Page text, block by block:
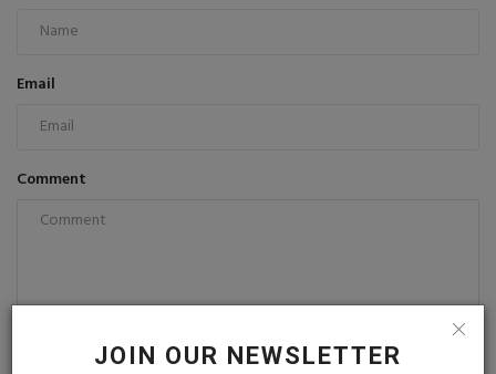
JOIN OUR NEWSLETTER
Email
Comment
Post Comment